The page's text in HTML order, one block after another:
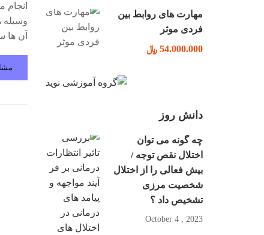
وسیله
آن ها
مهارت های روابط بین
فردی موثر
54.000.000 ﷼
دانش روز
چه گونه می توان
اختلال نقص توجه /
بیش فعالی را از اختلال
شخصیت مرزی
تشخیص داد ؟
2023 , October 4